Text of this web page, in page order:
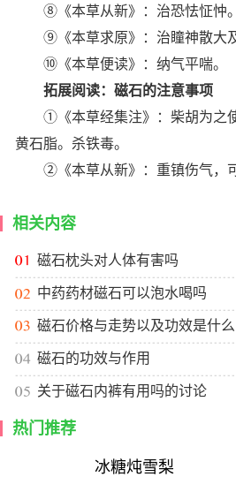
⑧《本草从新》：治恐怯怔忡。
⑨《本草求原》：治瞳神散大及
⑩《本草便读》：纳气平喘。
拓展阅读：磁石的注意事项
①《本草经集注》：柴胡为之使
黄石脂。杀铁毒。
②《本草从新》：重镇伤气，可
相关内容
磁石枕头对人体有害吗
中药药材磁石可以泡水喝吗
磁石价格与走势以及功效是什么
磁石的功效与作用
关于磁石内裤有用吗的讨论
热门推荐
冰糖炖雪梨